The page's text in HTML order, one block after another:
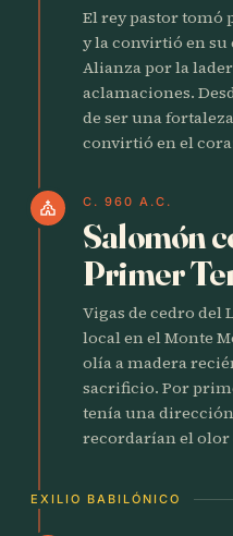
El rey pastor tomó
y la convirtió en su
Alianza por la
aclamaciones.
de ser una
convirtió en el
church C. 960 A.C.
Salomón
Primer
Vigas de cedro del
local en el Monte
olía a madera
sacrificio. Por
tenía una
recordarían el
EXILIO BABILÓNICO